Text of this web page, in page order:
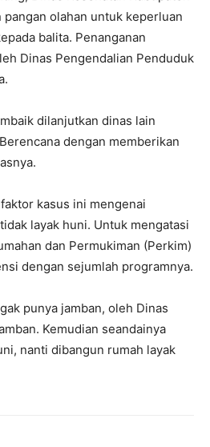
olahan untuk keperluan
balita. Penanganan
Dinas Pengendalian Penduduk
dilanjutkan dinas lain
dengan memberikan
kasus ini mengenai
layak huni. Untuk mengatasi
dan Permukiman (Perkim)
dengan sejumlah programnya.
punya jamban, oleh Dinas
Kemudian seandainya
nanti dibangun rumah layak